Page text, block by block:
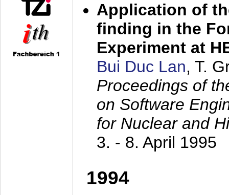
Application of
finding in the
Experiment at
Bui Duc Lan, T.
Proceedings of
on Software
for Nuclear and
3. - 8. April 1995
1994